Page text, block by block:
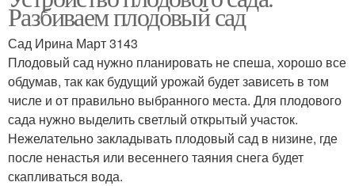
Разбиваем плодовый сад
Сад Ирина Март 3143
Плодовый сад нужно планировать не спеша, хорошо все
обдумав, так как будущий урожай будет зависеть в том
числе и от правильно выбранного места. Для плодового
сада нужно выделить светлый открытый участок.
Нежелательно закладывать плодовый сад в низине, где
после ненастья или весеннего таяния снега будет
скапливаться вода.